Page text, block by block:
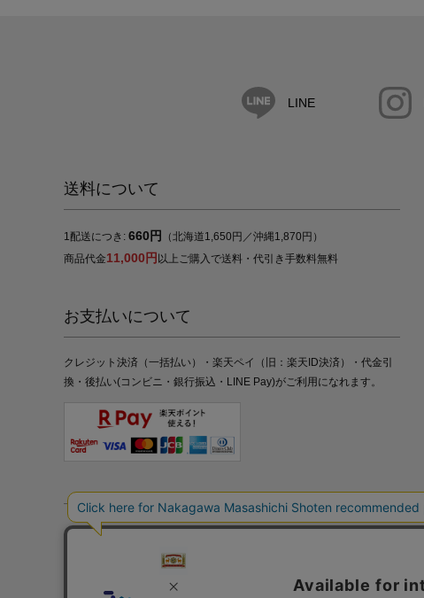
LINE
送料について
1配送につき: 660円
（北海道1,650円／沖縄1,870円）
商品代金11,000円 以上ご購入で送料・代引き手数料無料
お支払いについて
クレジット決済（一括払い）・楽天ペイ（旧：楽天ID決済）・代金引
換・後払い(コンビニ・銀行振込・LINE Pay)がご利用になれます。
プライバシーポリシー